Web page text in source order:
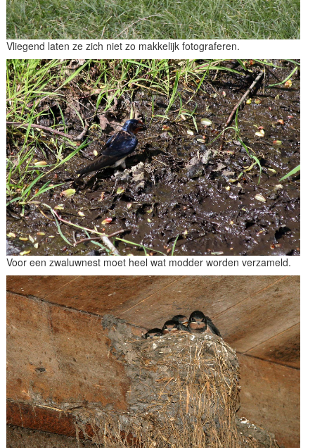
Vliegend laten ze zich niet zo makkelijk fotograferen.
Voor een zwaluwnest moet heel wat modder worden verzameld.